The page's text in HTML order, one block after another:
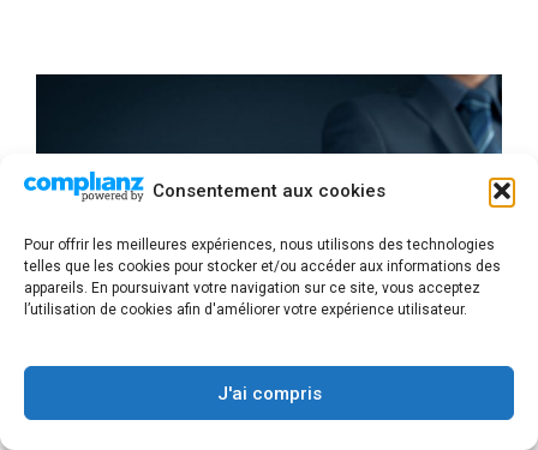
Consentement aux cookies
Pour offrir les meilleures expériences, nous utilisons des technologies
telles que les cookies pour stocker et/ou accéder aux informations des
appareils. En poursuivant votre navigation sur ce site, vous acceptez
l’utilisation de cookies afin d'améliorer votre expérience utilisateur.
J'ai compris